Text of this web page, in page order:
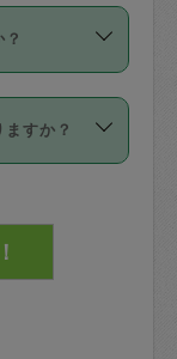
録に際
教えて
ト契約
ンセル
の50%
はありま
するこ
ジさんを
カジさ
さんに
んの同意
タスカ
頼関係が
ジさん
すか？
庫に入
う心掛